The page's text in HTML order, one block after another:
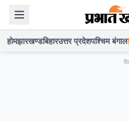
होमझारखण्डबिहारउत्तर प्रदेशपश्चिम बंगाल